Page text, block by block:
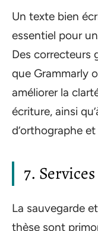
Un texte bien
essentiel pour
Des correcteurs
que Grammarly
améliorer la
écriture, ainsi
d’orthographe
7.
La sauvegarde
thèse sont